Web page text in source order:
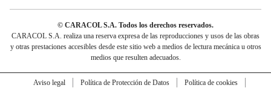
© CARACOL S.A. Todos los derechos reservados.
CARACOL S.A. realiza una reserva expresa de las reproducciones y usos de las obras
y otras prestaciones accesibles desde este sitio web a medios de lectura mecánica u otros
medios que resulten adecuados.
Aviso legal Política de Protección de Datos
Política de cookies